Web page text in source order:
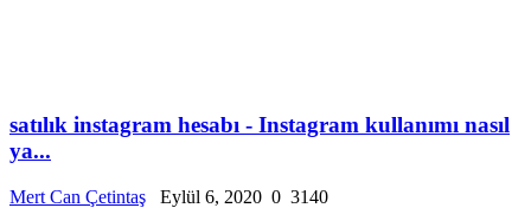
satılık instagram hesabı - Instagram kullanımı nasıl
ya...
Mert Can Çetintaş Eylül 6, 2020 0 3140